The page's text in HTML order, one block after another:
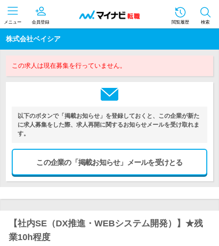
メニュー 会員登録 閲覧履歴 検索
株式会社ベイシア
この求人は現在募集を行っていません。
以下のボタンで「掲載お知らせ」を登録しておくと、この企業が新た
に求人募集をした際、求人再開に関するお知らせメールを受け取れま
す。
この企業の「掲載お知らせ」メールを受けとる
【社内SE（DX推進・WEBシステム開発）】★残
業10h程度